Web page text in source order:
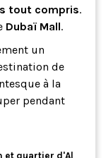
tout compris.
Dubaï Mall.
un
de
à la
pendant
et quartier d'Al